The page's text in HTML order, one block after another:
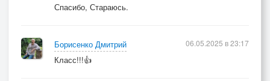
Нужно парус подтянуть —
И синий шар наш обогнуть!
Спасибо, Стараюсь.
Борисенко Дмитрий
Класс!!!👍
06.05.2025 в 23:17